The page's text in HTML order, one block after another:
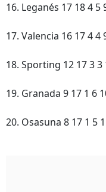
16. Leganés 17 18 4 5
17. Valencia 16 17 4 4
18. Sporting 12 17 3 3
19. Granada 9 17 1 6
20. Osasuna 8 17 1 5